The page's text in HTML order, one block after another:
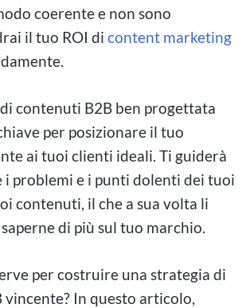
coerente e non sono
il tuo ROI di content marketing
contenuti B2B ben progettata
per posizionare il tuo
ai tuoi clienti ideali. Ti guiderà
problemi e i punti dolenti dei tuoi
contenuti, il che a sua volta li
di più sul tuo marchio.
per costruire una strategia di
In questo articolo,